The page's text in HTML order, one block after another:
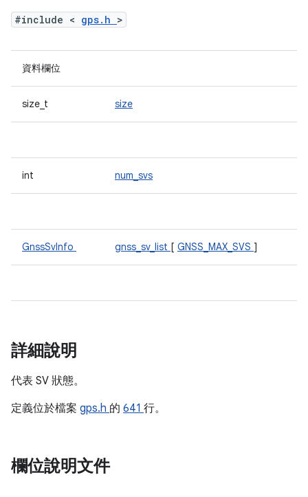
#include < gps.h >
資料欄位
size_t size
int num_svs
GnssSvInfo gnss_sv_list [ GNSS_MAX_SVS ]
詳細說明
代表 SV 狀態。
定義位於檔案 gps.h 的 641 行。
欄位說明文件